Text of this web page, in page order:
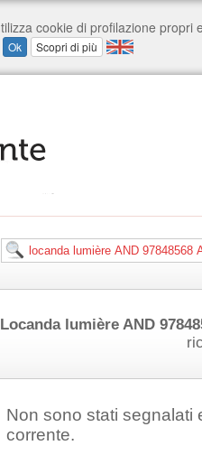
Locanda lumière AND
Non sono stati segnalati
corrente.